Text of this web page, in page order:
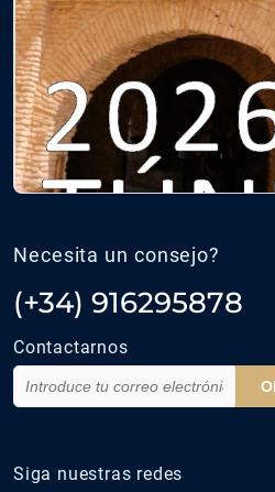
Necesita un consejo?
(+34) 916295878
Contactarnos
Siga nuestras redes